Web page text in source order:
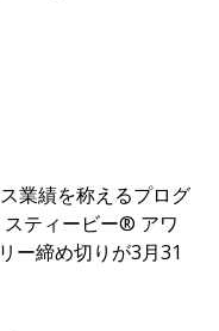
業績を称えるプログ
ティービー® アワ
ー締め切りが3月31